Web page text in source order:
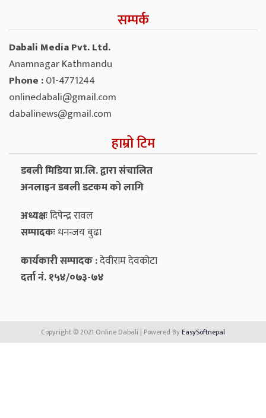
सम्पर्क
Dabali Media Pvt. Ltd.
Anamnagar Kathmandu
Phone :01-4771244
onlinedabali@gmail.com
dabalinews@gmail.com
हाम्रो टिम
डबली मिडिया प्रा.लि. द्वारा संचालित
अनलाइन डबली डटकम को लागि
अध्यक्षःदिपेन्द्र रावल
सम्पादकःधनन्‍जय बुढा
कार्यकारी सम्पादक :देवीराम देवकोटा
दर्ता नं. १५४/०७३-७४
Copyright © 2021 Online Dabali | Powered ByEasySoftnepal